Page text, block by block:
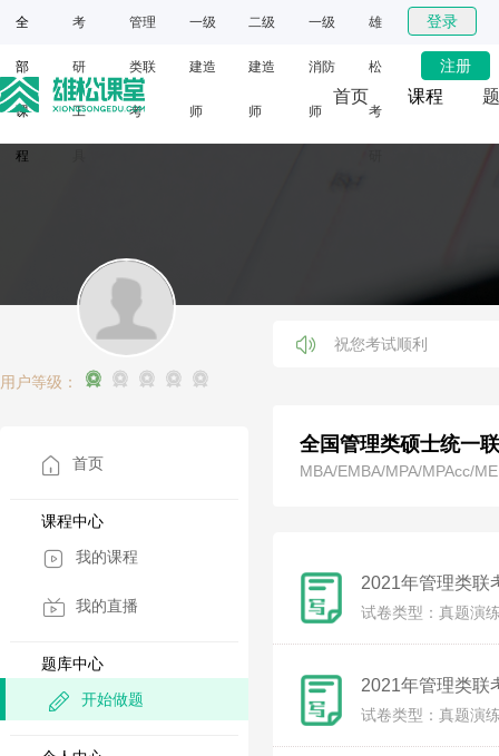
全
部
课
程
考
研
工
管理
类联
考
一级
建造
师
二级
建造
师
一级
消防
师
雄
松
考
登录
注册
首页 课程
网课
用户等级：
首页
课程中心
我的课程
我的直播
题库中心
开始做题
祝您考试顺利
全国管理类硕士统一
MBA/EMBA/MPA/MPAcc/
2021年管理类联
试卷类型：真题演
2021年管理类联
试卷类型：真题演